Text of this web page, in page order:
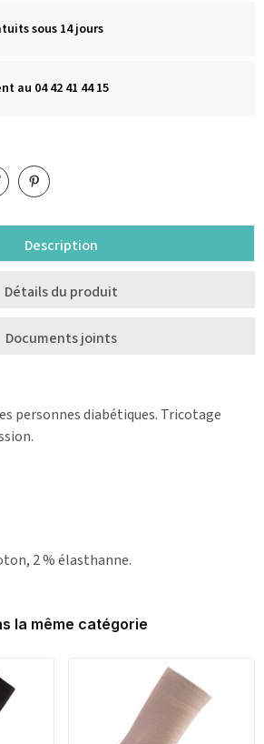
sous 14 jours
au 04 42 41 44 15
Description
Détails du produit
Documents joints
personnes diabétiques. Tricotage
2 % élasthanne.
la même catégorie